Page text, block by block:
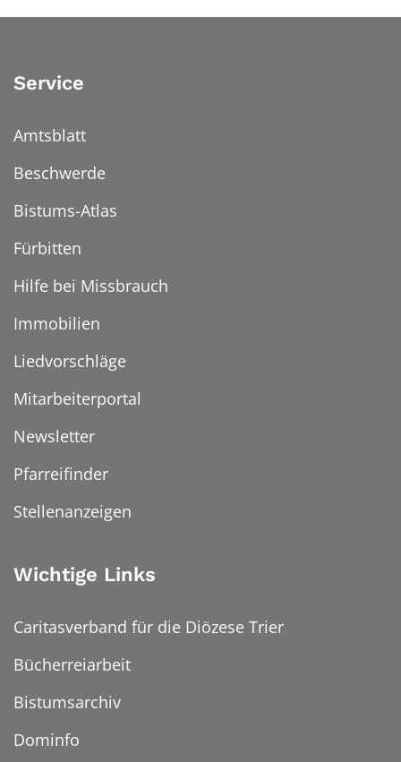
Service
Amtsblatt
Beschwerde
Bistums-Atlas
Fürbitten
Hilfe bei Missbrauch
Immobilien
Liedvorschläge
Mitarbeiterportal
Newsletter
Pfarreifinder
Stellenanzeigen
Wichtige Links
Caritasverband für die Diözese Trier
Bücherreiarbeit
Bistumsarchiv
Dominfo